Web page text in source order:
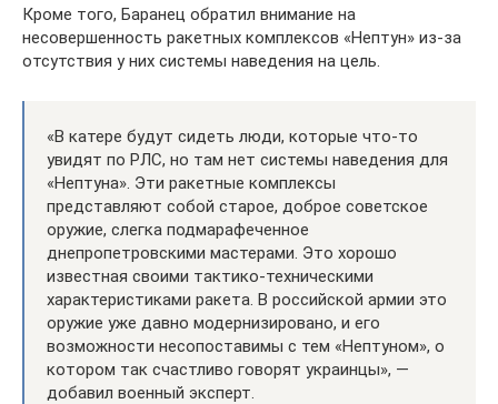
Кроме того, Баранец обратил внимание на
несовершенность ракетных комплексов «Нептун» из-за
отсутствия у них системы наведения на цель.
«В катере будут сидеть люди, которые что-то
увидят по РЛС, но там нет системы наведения для
«Нептуна». Эти ракетные комплексы
представляют собой старое, доброе советское
оружие, слегка подмарафеченное
днепропетровскими мастерами. Это хорошо
известная своими тактико-техническими
характеристиками ракета. В российской армии это
оружие уже давно модернизировано, и его
возможности несопоставимы с тем «Нептуном», о
котором так счастливо говорят украинцы», —
добавил военный эксперт.